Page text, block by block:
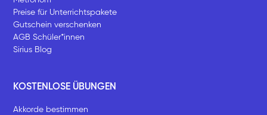
Preise für Unterrichtspakete
Gutschein verschenken
AGB Schüler*innen
Sirius Blog
KOSTENLOSE ÜBUNGEN
Akkorde bestimmen